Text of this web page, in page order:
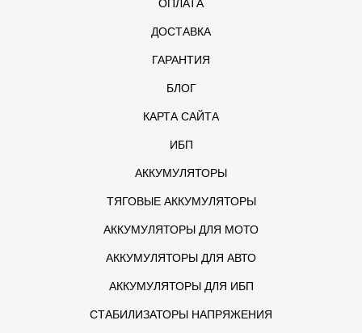
ОПЛАТА
ДОСТАВКА
ГАРАНТИЯ
БЛОГ
КАРТА САЙТА
ИБП
АККУМУЛЯТОРЫ
ТЯГОВЫЕ АККУМУЛЯТОРЫ
АККУМУЛЯТОРЫ ДЛЯ МОТО
АККУМУЛЯТОРЫ ДЛЯ АВТО
АККУМУЛЯТОРЫ ДЛЯ ИБП
СТАБИЛИЗАТОРЫ НАПРЯЖЕНИЯ